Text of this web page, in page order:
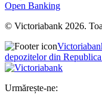
Open Banking
© Victoriabank 2026.
depozitelor din
Urmărește-ne: